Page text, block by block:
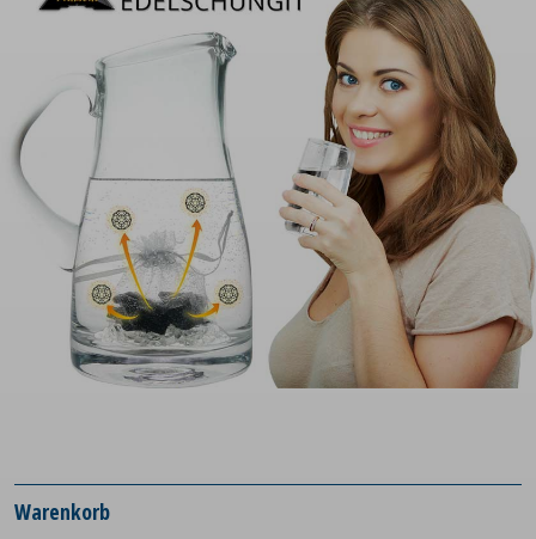
Warenkorb